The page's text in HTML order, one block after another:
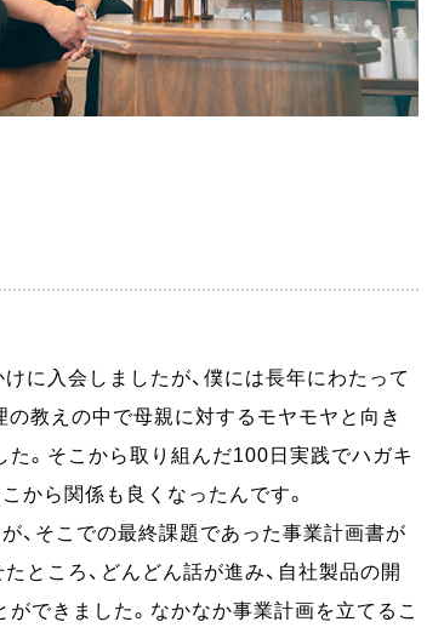
に入会しましたが、僕には長年にわたって
の教えの中で母親に対するモヤモヤと向き
。そこから取り組んだ100日実践でハガキ
から関係も良くなったんです。
、そこでの最終課題であった事業計画書が
ところ、どんどん話が進み、自社製品の開
できました。なかなか事業計画を立てるこ